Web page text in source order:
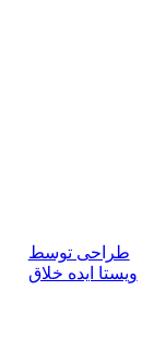
طراحی توسط
ویستا ایده خلاق